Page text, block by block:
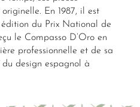
temps, ses pièces
En 1987, il est
du Prix National de
le Compasso D’Oro en
professionnelle et de sa
design espagnol à